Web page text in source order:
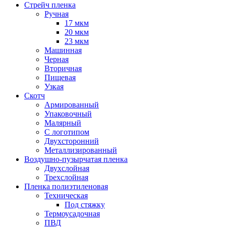
Стрейч пленка
Ручная
17 мкм
20 мкм
23 мкм
Машинная
Черная
Вторичная
Пищевая
Узкая
Скотч
Армированный
Упаковочный
Малярный
С логотипом
Двухсторонний
Металлизированный
Воздушно-пузырчатая пленка
Двухслойная
Трехслойная
Пленка полиэтиленовая
Техническая
Под стяжку
Термоусадочная
ПВД